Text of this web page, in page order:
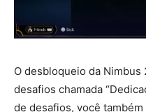
O desbloqueio da
desafios chamada
de desafios, você